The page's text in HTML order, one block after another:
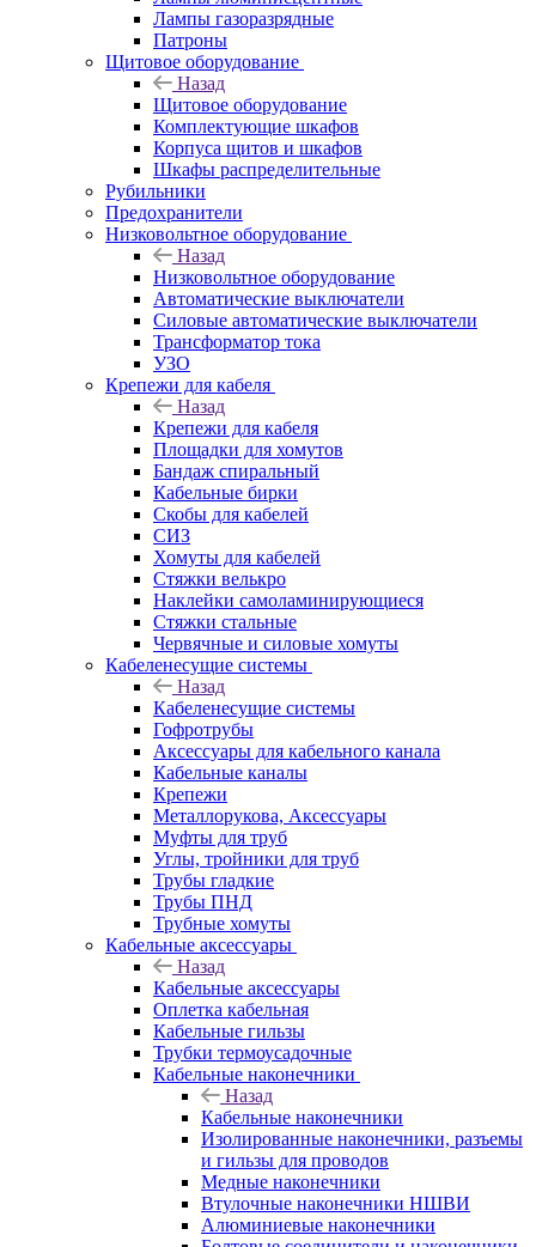
Лампы газоразрядные
Патроны
Щитовое оборудование
Назад
Щитовое оборудование
Комплектующие шкафов
Корпуса щитов и шкафов
Шкафы распределительные
Рубильники
Предохранители
Низковольтное оборудование
Назад
Низковольтное оборудование
Автоматические выключатели
Силовые автоматические выключатели
Трансформатор тока
УЗО
Крепежи для кабеля
Назад
Крепежи для кабеля
Площадки для хомутов
Бандаж спиральный
Кабельные бирки
Cкобы для кабелей
СИЗ
Хомуты для кабелей
Стяжки велькро
Наклейки самоламинирующиеся
Стяжки стальные
Червячные и силовые хомуты
Кабеленесущие системы
Назад
Кабеленесущие системы
Гофротрубы
Аксессуары для кабельного канала
Кабельные каналы
Крепежи
Металлорукова, Аксессуары
Муфты для труб
Углы, тройники для труб
Трубы гладкие
Трубы ПНД
Трубные хомуты
Кабельные аксессуары
Назад
Кабельные аксессуары
Оплетка кабельная
Кабельные гильзы
Трубки термоусадочные
Кабельные наконечники
Назад
Кабельные наконечники
Изолированные наконечники, разъемы
и гильзы для проводов
Медные наконечники
Втулочные наконечники НШВИ
Алюминиевые наконечники